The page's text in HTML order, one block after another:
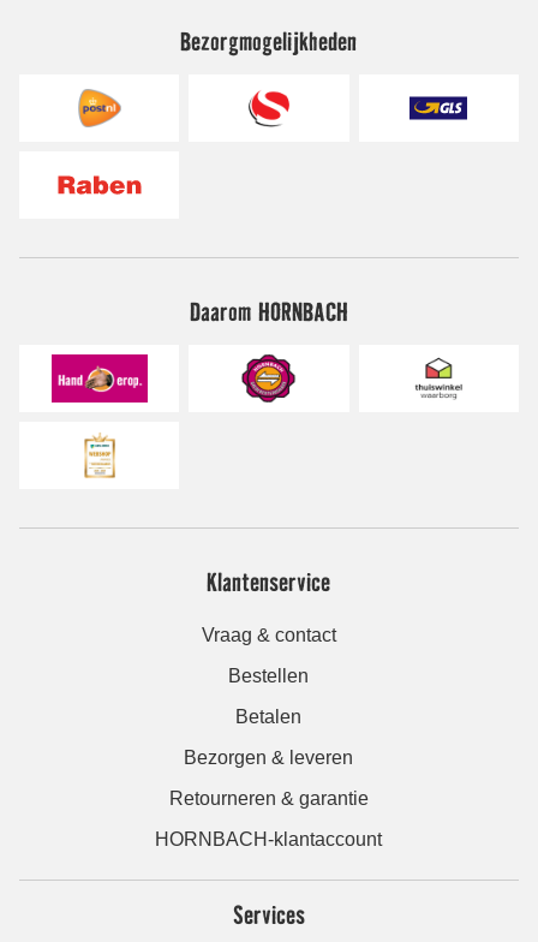
Bezorgmogelijkheden
Daarom HORNBACH
Klantenservice
Vraag & contact
Bestellen
Betalen
Bezorgen & leveren
Retourneren & garantie
HORNBACH-klantaccount
Services